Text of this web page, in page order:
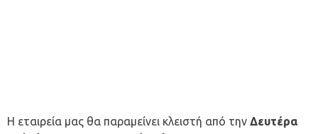
Η εταιρεία μας θα παραμείνει κλειστή από την Δευτέρα